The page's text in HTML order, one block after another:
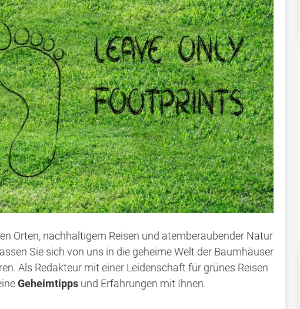
Orten, nachhaltigem Reisen und atemberaubender Natur
Sie sich von uns in die geheime Welt der Baumhäuser
Als Redakteur mit einer Leidenschaft für grünes Reisen
Geheimtipps und Erfahrungen mit Ihnen.